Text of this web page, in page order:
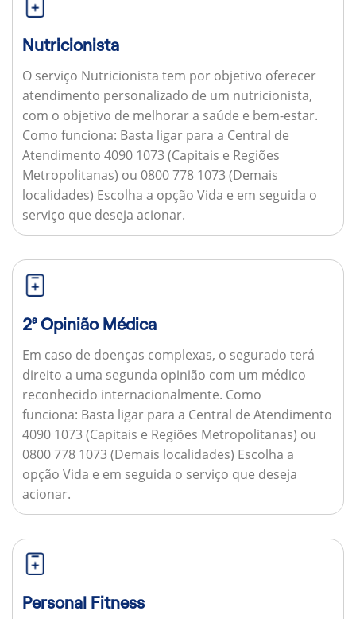
Nutricionista
O serviço Nutricionista tem por objetivo oferecer
atendimento personalizado de um nutricionista,
com o objetivo de melhorar a saúde e bem-estar.
Como funciona: Basta ligar para a Central de
Atendimento 4090 1073 (Capitais e Regiões
Metropolitanas) ou 0800 778 1073 (Demais
localidades) Escolha a opção Vida e em seguida o
serviço que deseja acionar.
2ª Opinião Médica
Em caso de doenças complexas, o segurado terá
direito a uma segunda opinião com um médico
reconhecido internacionalmente. Como
funciona: Basta ligar para a Central de Atendimento
4090 1073 (Capitais e Regiões Metropolitanas) ou
0800 778 1073 (Demais localidades) Escolha a
opção Vida e em seguida o serviço que deseja
acionar.
Personal Fitness